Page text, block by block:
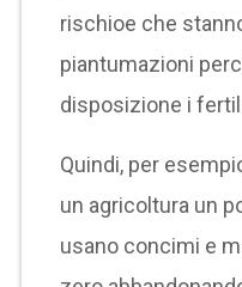
rischioe che
piantumazioni
disposizione i
Quindi, per
un agricoltura un
usano concimi e